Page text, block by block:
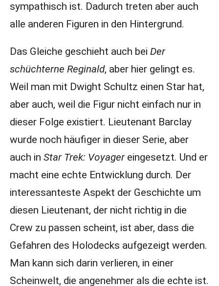
sympathisch ist. Dadurch treten aber auch
alle anderen Figuren in den Hintergrund.
Das Gleiche geschieht auch bei Der
schüchterne Reginald, aber hier gelingt es.
Weil man mit Dwight Schultz einen Star hat,
aber auch, weil die Figur nicht einfach nur in
dieser Folge existiert. Lieutenant Barclay
wurde noch häufiger in dieser Serie, aber
auch in Star Trek: Voyagereingesetzt. Und er
macht eine echte Entwicklung durch. Der
interessanteste Aspekt der Geschichte um
diesen Lieutenant, der nicht richtig in die
Crew zu passen scheint, ist aber, dass die
Gefahren des Holodecks aufgezeigt werden.
Man kann sich darin verlieren, in einer
Scheinwelt, die angenehmer als die echte ist.